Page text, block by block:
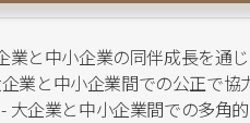
業と中小企業の同伴成長を通
業と中小企業間での公正で
- 大企業と中小企業間での多角